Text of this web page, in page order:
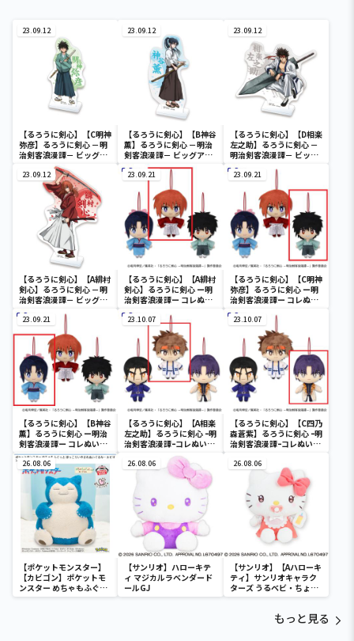
23.09.12
【るろうに剣心】【C明神
弥彦】るろうに剣心 －明
治剣客浪漫譚－ ビッグア
クリルプレート第一弾
23.09.12
【るろうに剣心】【B神谷
薫】るろうに剣心 －明治
剣客浪漫譚－ ビッグアク
リルプレート第一弾
23.09.12
【るろうに剣心】【D相楽
左之助】るろうに剣心 －
明治剣客浪漫譚－ ビッグ
アクリルプレート第一弾
23.09.12
【るろうに剣心】【A緋村
剣心】るろうに剣心 －明
治剣客浪漫譚－ ビッグア
23.09.21
【るろうに剣心】【A緋村
剣心】るろうに剣心 ー明
治剣客浪漫譚ー コレぬ
23.09.21
【るろうに剣心】【C明神
弥彦】るろうに剣心 ー明
治剣客浪漫譚ー コレぬ
23.09.21
【るろうに剣心】【B神谷
薫】るろうに剣心 ー明治
剣客浪漫譚ー コレぬい！
①
23.10.07
【るろうに剣心】【A相楽
左之助】るろうに剣心 ｰ明
治剣客浪漫譚ｰコレぬい！
23.10.07
【るろうに剣心】【C四乃
森蒼紫】るろうに剣心 ｰ明
治剣客浪漫譚ｰコレぬい！
26.08.06
【ポケットモンスター】
【カビゴン】ポケットモ
ンスター めちゃもふぐっ
と ほっこりいやされぬい
26.08.06
【サンリオ】ハローキテ
ィ マジカルラベンダード
ールGJ
26.08.06
【サンリオ】【Aハローキ
ティ】サンリオキャラク
ターズ うるベビ・ちょい
デカドール
もっと見る